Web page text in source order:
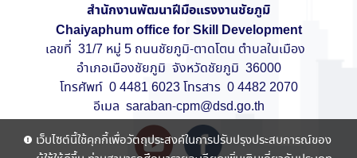
สำนักงานพัฒนาฝีมือแรงงานชัยภูมิ
ChaiyaphumofficeforSkill Development
เลขที่ 31/7 หมู่ 5 ถนนชัยภูมิ-ตาดโตน ตำบลในเมือง
อำเภอเมืองชัยภูมิ จังหวัดชัยภูมิ 36000
โทรศัพท์ 0 4481 6023โทรสาร 0 4482 2070
อีเมล saraban-cpm@dsd.go.th
เว็บไซต์นี้ใช้คุกกี้เพื่อวัตถุประสงค์ในการปรับปรุงประสบการณ์ของ